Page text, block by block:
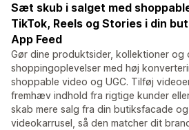
Sæt skub i salget med
TikTok, Reels og Stories i din
App Feed
Gør dine produktsider, kollektioner og
shoppingoplevelser med høj
shoppable video og UGC. Tilføj
fremhæv indhold fra rigtige kunder
skab mere salg fra din butiksfacade
videokarrusel, så den matcher dit